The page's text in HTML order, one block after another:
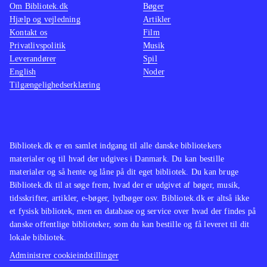
spil og fortsætter den gode danske
tradition med computerspil til de
mindste.
Magnus og Myggen er tilbage i
vanlig stil. Sikker underholdning og
Bibliotek.dk er en samlet indgang til alle danske bibliotekers
materialer og til hvad der udgives i Danmark. Du kan bestille
materialer og så hente og låne på dit eget bibliotek. Du kan bruge
Bibliotek.dk til at søge frem, hvad der er udgivet af bøger, musik,
tidsskrifter, artikler, e-bøger, lydbøger osv. Bibliotek.dk er altså ikke
et fysisk bibliotek, men en database og service over hvad der findes på
danske offentlige biblioteker, som du kan bestille og få leveret til dit
lokale bibliotek.
Administrer cookieindstillinger
Om Bibliotek.dk
Hjælp og vejledning
Kontakt os
Privatlivspolitik
Leverandører
English
Tilgængelighedserklæring
Bøger
Artikler
Film
Musik
Spil
Noder